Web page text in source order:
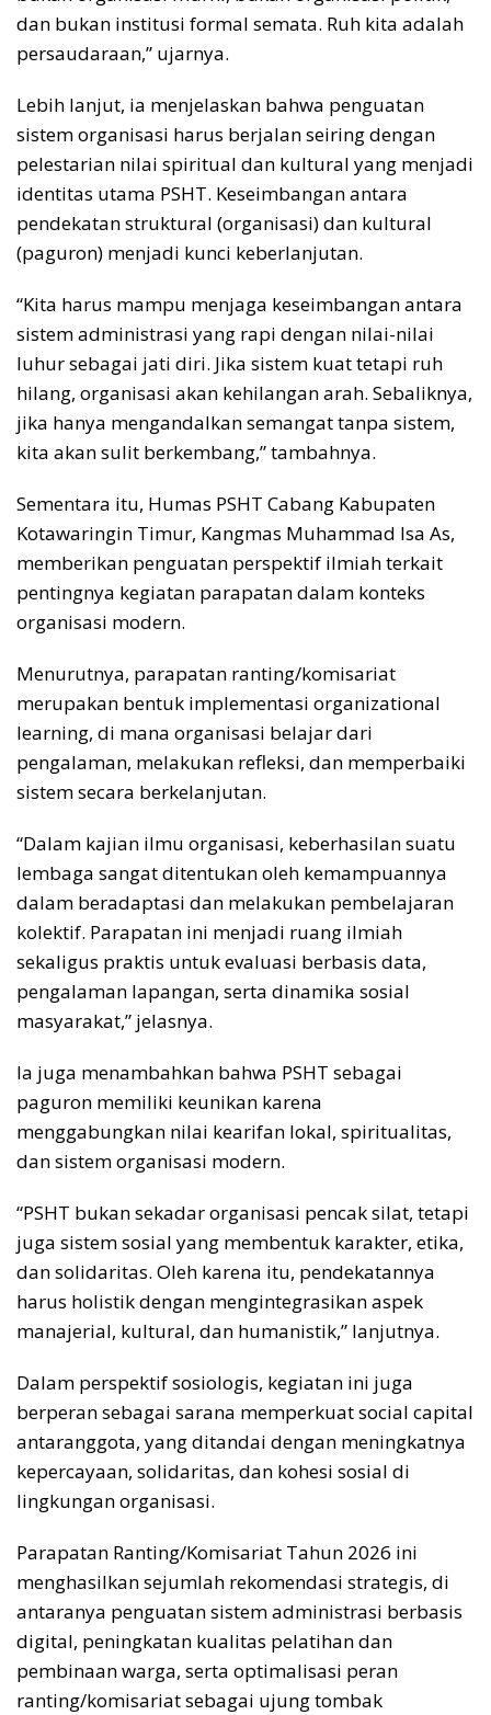
dan bukan institusi formal semata. Ruh kita adalah
persaudaraan,” ujarnya.
Lebih lanjut, ia menjelaskan bahwa penguatan
sistem organisasi harus berjalan seiring dengan
pelestarian nilai spiritual dan kultural yang menjadi
identitas utama PSHT. Keseimbangan antara
pendekatan struktural (organisasi) dan kultural
(paguron) menjadi kunci keberlanjutan.
“Kita harus mampu menjaga keseimbangan antara
sistem administrasi yang rapi dengan nilai-nilai
luhur sebagai jati diri. Jika sistem kuat tetapi ruh
hilang, organisasi akan kehilangan arah. Sebaliknya,
jika hanya mengandalkan semangat tanpa sistem,
kita akan sulit berkembang,” tambahnya.
Sementara itu, Humas PSHT Cabang Kabupaten
Kotawaringin Timur, Kangmas Muhammad Isa As,
memberikan penguatan perspektif ilmiah terkait
pentingnya kegiatan parapatan dalam konteks
organisasi modern.
Menurutnya, parapatan ranting/komisariat
merupakan bentuk implementasi organizational
learning, di mana organisasi belajar dari
pengalaman, melakukan refleksi, dan memperbaiki
sistem secara berkelanjutan.
“Dalam kajian ilmu organisasi, keberhasilan suatu
lembaga sangat ditentukan oleh kemampuannya
dalam beradaptasi dan melakukan pembelajaran
kolektif. Parapatan ini menjadi ruang ilmiah
sekaligus praktis untuk evaluasi berbasis data,
pengalaman lapangan, serta dinamika sosial
masyarakat,” jelasnya.
Ia juga menambahkan bahwa PSHT sebagai
paguron memiliki keunikan karena
menggabungkan nilai kearifan lokal, spiritualitas,
dan sistem organisasi modern.
“PSHT bukan sekadar organisasi pencak silat, tetapi
juga sistem sosial yang membentuk karakter, etika,
dan solidaritas. Oleh karena itu, pendekatannya
harus holistik dengan mengintegrasikan aspek
manajerial, kultural, dan humanistik,” lanjutnya.
Dalam perspektif sosiologis, kegiatan ini juga
berperan sebagai sarana memperkuat social capital
antaranggota, yang ditandai dengan meningkatnya
kepercayaan, solidaritas, dan kohesi sosial di
lingkungan organisasi.
Parapatan Ranting/Komisariat Tahun 2026 ini
menghasilkan sejumlah rekomendasi strategis, di
antaranya penguatan sistem administrasi berbasis
digital, peningkatan kualitas pelatihan dan
pembinaan warga, serta optimalisasi peran
ranting/komisariat sebagai ujung tombak